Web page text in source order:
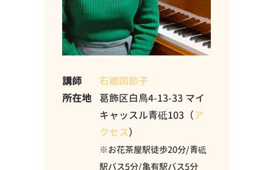
講師
石郷岡節子
所在地
葛飾区白鳥4-13-33 マイ
キャッスル青砥103（ア
クセス）
※お花茶屋駅徒歩20分/青砥
駅バス5分/亀有駅バス5分